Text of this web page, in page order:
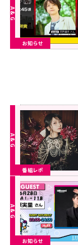
お知らせ
番組レポ
お知らせ